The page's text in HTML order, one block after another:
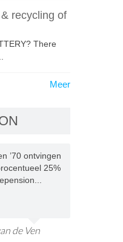
recycling of
There
Meer
’70 ontvingen
25%
de Ven